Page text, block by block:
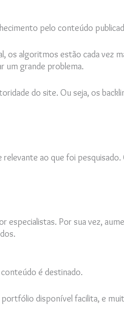
pelo conteúdo
os algoritmos estão cada vez
um grande problema.
do site. Ou seja, os
ao que foi pesquisado.
especialistas. Por sua vez,
é destinado.
disponível facilita, e